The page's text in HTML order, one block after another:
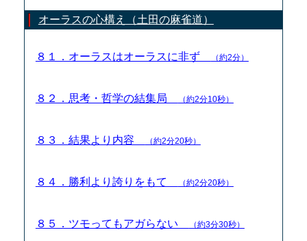
オーラスの心構え（土田の麻雀道）
８１．オーラスはオーラスに非ず （約2分）
８２．思考・哲学の結集局 （約2分10秒）
８３．結果より内容 （約2分20秒）
８４．勝利より誇りをもて （約2分20秒）
８５．ツモってもアガらない （約3分30秒）